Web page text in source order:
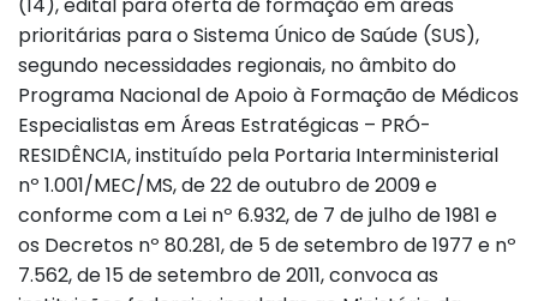
prioritárias para o Sistema Único de Saúde (SUS),
segundo necessidades regionais, no âmbito do
Programa Nacional de Apoio à Formação de Médicos
Especialistas em Áreas Estratégicas – PRÓ-
RESIDÊNCIA, instituído pela Portaria Interministerial
nº 1.001/MEC/MS, de 22 de outubro de 2009 e
conforme com a Lei nº 6.932, de 7 de julho de 1981 e
os Decretos nº 80.281, de 5 de setembro de 1977 e nº
7.562, de 15 de setembro de 2011, convoca as